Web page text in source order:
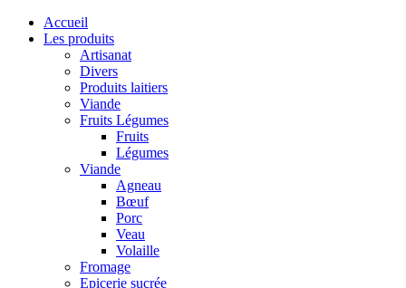
Accueil
Les produits
Artisanat
Divers
Produits laitiers
Viande
Fruits Légumes
Fruits
Légumes
Viande
Agneau
Bœuf
Porc
Veau
Volaille
Fromage
Epicerie sucrée